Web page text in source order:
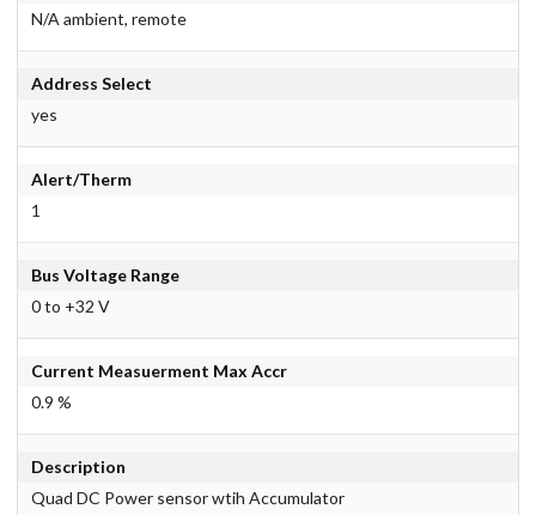
N/A ambient, remote
Address Select
yes
Alert/Therm
1
Bus Voltage Range
0 to +32 V
Current Measuerment Max Accr
0.9 %
Description
Quad DC Power sensor wtih Accumulator